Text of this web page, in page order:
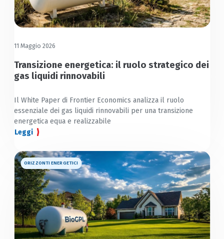
11 Maggio 2026
Transizione energetica: il ruolo strategico dei
gas liquidi rinnovabili
Il White Paper di Frontier Economics analizza il ruolo
essenziale dei gas liquidi rinnovabili per una transizione
energetica equa e realizzabile
Leggi
ORIZZONTI ENERGETICI